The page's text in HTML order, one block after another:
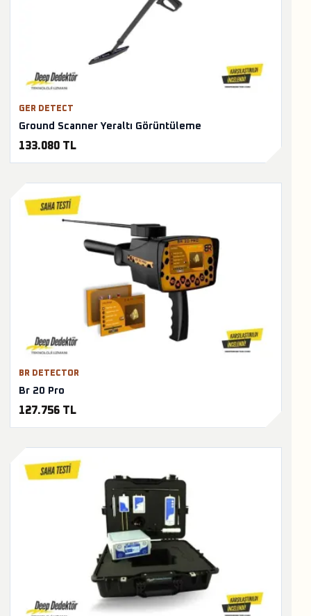
GER DETECT
Ground Scanner Yeraltı Görüntüleme
133.080 TL
BR DETECTOR
Br 20 Pro
127.756 TL